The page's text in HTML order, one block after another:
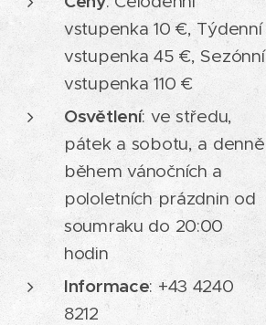
vstupenka 10 €, Týdenní
vstupenka 45 €, Sezónní
vstupenka 110 €
Osvětlení: ve středu,
pátek a sobotu, a denně
během vánočních a
pololetních prázdnin od
soumraku do 20:00
hodin
Informace: +43 4240
8212